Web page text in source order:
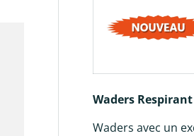
Waders
Waders avec un